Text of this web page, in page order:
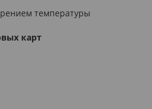
температуры
карт